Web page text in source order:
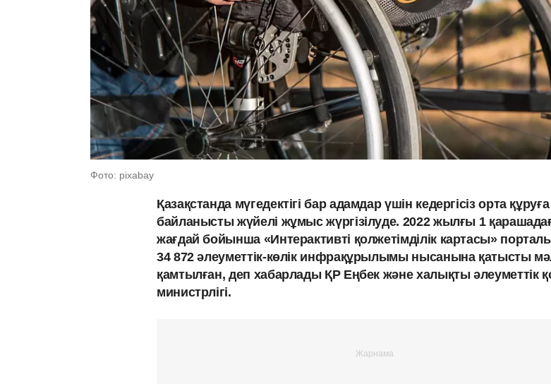
Фото: pixabay
Қазақстанда мүгедектігі бар адамдар үшін кедергісіз орта құруға
байланысты жүйелі жұмыс жүргізілуде. 2022 жылғы 1
жағдай бойынша «Интерактивті қолжетімділік картасы»
34 872 әлеуметтік-көлік инфрақұрылымы нысанына қатысты
қамтылған, деп хабарлады ҚР Еңбек және халықты әлеуметтік
министрлігі.